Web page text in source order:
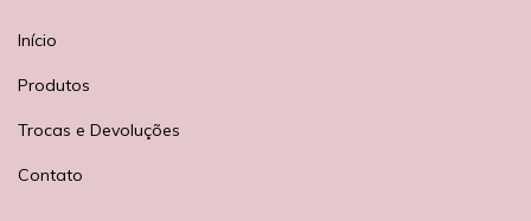
Início
Produtos
Trocas e Devoluções
Contato